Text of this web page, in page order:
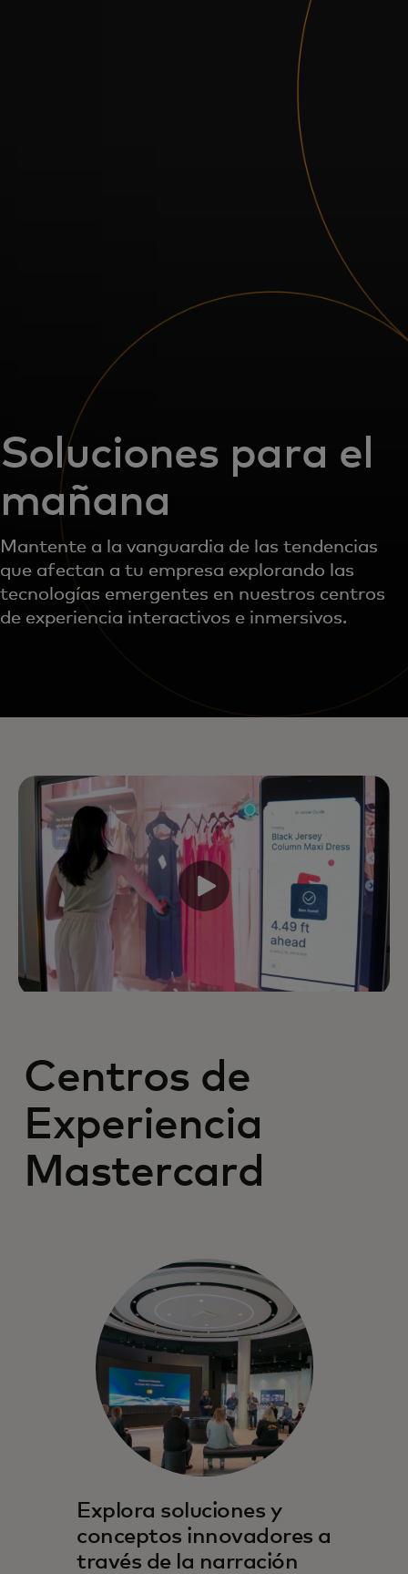
Soluciones para el
mañana
Mantente a la vanguardia de las tendencias
que afectan a tu empresa explorando las
tecnologías emergentes en nuestros centros
de experiencia interactivos e inmersivos.
Centros de
Experiencia
Mastercard
Explora soluciones y
conceptos innovadores a
través de la narración